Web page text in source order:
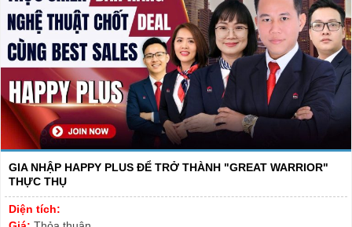
GIA NHẬP HAPPY PLUS ĐỂ TRỞ THÀNH "GREAT WARRIOR"
THỰC THỤ
Diện tích: